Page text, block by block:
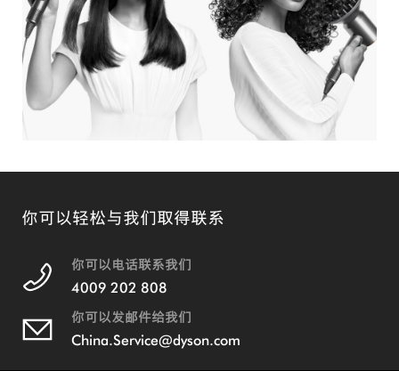
你可以轻松与我们取得联系
你可以电话联系我们
4009 202 808
你可以发邮件给我们
China.Service@dyson.com